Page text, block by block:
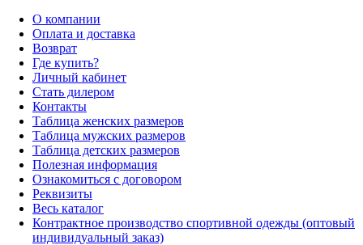
О компании
Оплата и доставка
Возврат
Где купить?
Личный кабинет
Стать дилером
Контакты
Таблица женских размеров
Таблица мужских размеров
Таблица детских размеров
Полезная информация
Ознакомиться с договором
Реквизиты
Весь каталог
Контрактное производство спортивной одежды (оптовый
индивидуальный заказ)